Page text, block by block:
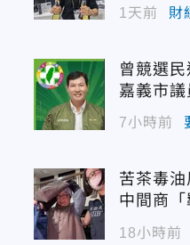
1天前 財
曾競選
嘉義市
選！
7小時前
苦茶毒油
中間商「
18小時前